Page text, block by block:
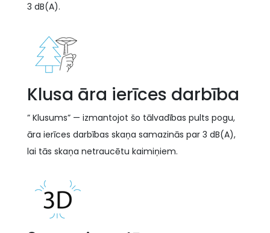
3 dB(A).
Klusa āra ierīces darbība
” Klusums” — izmantojot šo tālvadības pults pogu,
āra ierīces darbības skaņa samazinās par 3 dB(A),
lai tās skaņa netraucētu kaimiņiem.